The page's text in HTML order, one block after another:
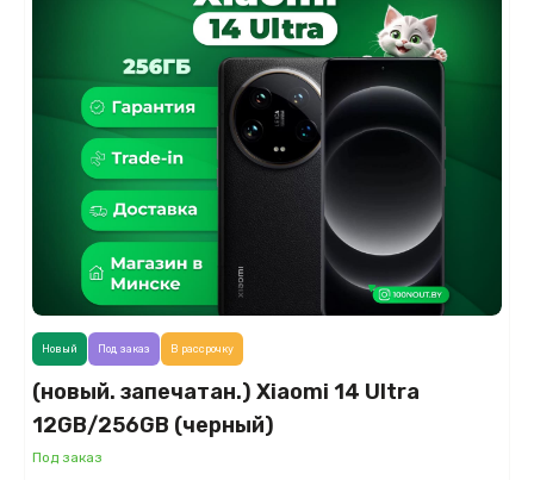
(новый. запечатан.) Xiaomi 14 Ultra
12GB/256GB (черный)
Под заказ
Новый Под заказ В рассрочку